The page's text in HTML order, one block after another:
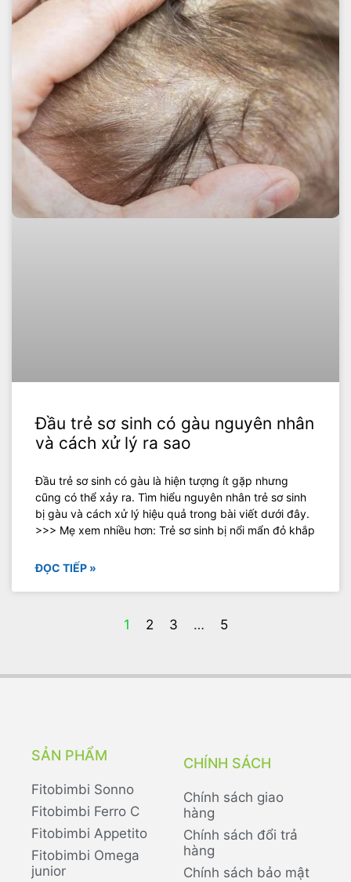
Đầu trẻ sơ sinh có gàu nguyên nhân
và cách xử lý ra sao
Đầu trẻ sơ sinh có gàu là hiện tượng ít gặp nhưng
cũng có thể xảy ra. Tìm hiểu nguyên nhân trẻ sơ sinh
bị gàu và cách xử lý hiệu quả trong bài viết dưới đây.
>>> Mẹ xem nhiều hơn: Trẻ sơ sinh bị nổi mẩn đỏ khắp
ĐỌC TIẾP »
1 2 3 … 5
SẢN PHẨM
Fitobimbi Sonno
Fitobimbi Ferro C
Fitobimbi Appetito
Fitobimbi Omega
junior
CHÍNH SÁCH
Chính sách giao
hàng
Chính sách đổi trả
hàng
Chính sách bảo mật